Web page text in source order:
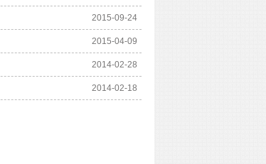
2015-09-24
2015-04-09
2014-02-28
2014-02-18